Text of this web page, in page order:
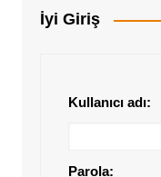
İyi Giriş
Kullanıcı adı:
Parola: